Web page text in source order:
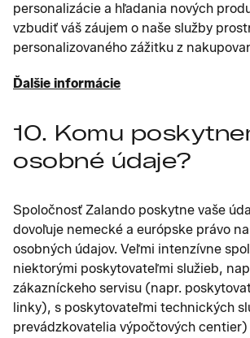
personalizácie a hľadania nových
vzbudiť váš záujem o naše služby
personalizovaného zážitku z
Ďalšie informácie
10. Komu
osobné údaje?
Spoločnosť Zalando poskytne vaše
dovoľuje nemecké a európske právo
osobných údajov. Veľmi intenzívne
niektorými poskytovateľmi služieb,
zákazníckeho servisu (napr.
linky), s poskytovateľmi technických
prevádzkovatelia výpočtových centier)